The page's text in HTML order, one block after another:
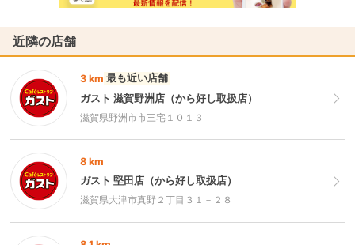
近隣の店舗
3 km 最も近い店舗
ガスト 滋賀野洲店（から好し取扱店）
滋賀県野洲市市三宅１０１３
8 km
ガスト 堅田店（から好し取扱店）
滋賀県大津市真野２丁目３１－２８